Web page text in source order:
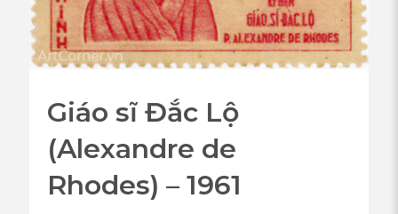
Giáo sĩ Đắc Lộ
(Alexandre de
Rhodes) – 1961